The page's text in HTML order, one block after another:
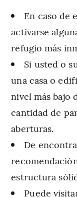
En caso de
activarse
refugio más
Si usted o
una casa o
nivel más bajo
cantidad de
aberturas.
De
estructura
Puede